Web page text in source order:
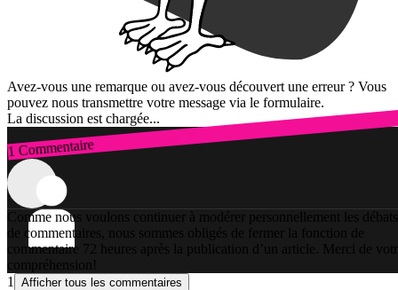
Avez-vous une remarque ou avez-vous découvert une erreur ? Vous
pouvez nous transmettre votre message via le formulaire.
La discussion est chargée...
1 Commentaire
Connexion
Comme nous voulons continuer à modérer personnellement les débats
de commentaires, nous sommes obligés de fermer la fonction de
commentaire 72 heures après la publication d’un article. Merci de
compréhension!
1
Afficher tous les commentaires